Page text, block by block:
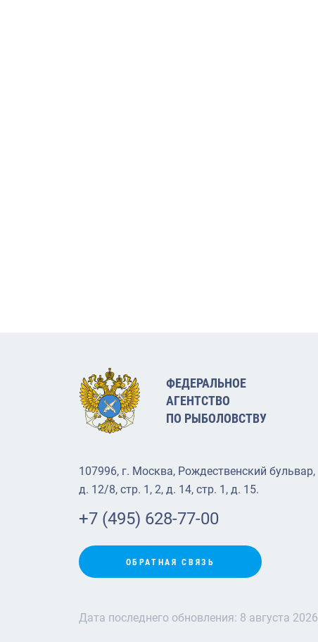
ФЕДЕРАЛЬНОЕ
АГЕНТСТВО
ПО РЫБОЛОВСТВУ
107996, г. Москва, Рождественский бульвар,
д. 12/8, стр. 1, 2, д. 14, стр. 1, д. 15.
+7 (495) 628-77-00
ОБРАТНАЯ СВЯЗЬ
Дата последнего обновления: 8 августа 2026